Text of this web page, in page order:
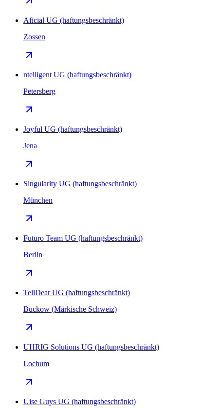
Aficial UG (haftungsbeschränkt)
Zossen
ntelligent UG (haftungsbeschränkt)
Petersberg
Joyful UG (haftungsbeschränkt)
Jena
Singularity UG (haftungsbeschränkt)
München
Futuro Team UG (haftungsbeschränkt)
Berlin
TellDear UG (haftungsbeschränkt)
Buckow (Märkische Schweiz)
UHRIG Solutions UG (haftungsbeschränkt)
Lochum
Uise Guys UG (haftungsbeschränkt)